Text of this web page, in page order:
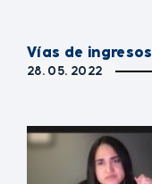
Vías de ingresos
28. 05. 2022